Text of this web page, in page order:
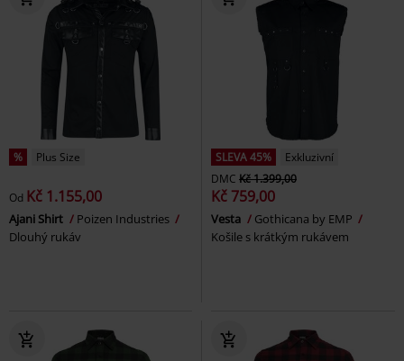
% Plus Size
Od Kč 1.155,00
Ajani Shirt
Poizen Industries
Dlouhý rukáv
SLEVA 45%
Exkluzivní
DMC Kč 1.399,00
Kč 759,00
Vesta
Gothicana by EMP
Košile s krátkým rukávem